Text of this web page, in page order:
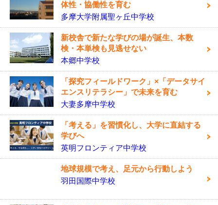
体性・協働性を育む
多摩大学附属聖ヶ丘中学校
新校舎で新たな学びの場が誕生、本数
検・本単検も見逃せない
本郷中学校
「探究フィールドワーク」×「データサイ
エンスリテラシー」で未来を育む
大妻多摩中学校
「考える」を習慣化し、大学に直結する
学びへ
英明フロンティア中学校
地球規模で考え、足元から行動しよう
羽田国際中学校